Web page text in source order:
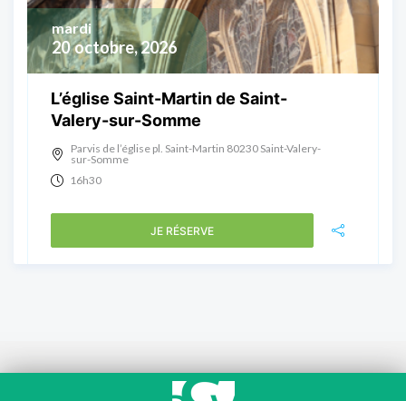
20 octobre, 2026
mardi
L’église Saint-Martin de Saint-
Valery-sur-Somme
Parvis de l’église pl. Saint-Martin 80230 Saint-Valery-
sur-Somme
16h30
JE RÉSERVE